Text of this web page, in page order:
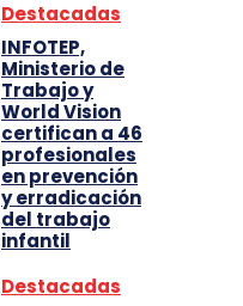
Destacadas
INFOTEP,
Ministerio de
Trabajo y
World Vision
certifican a 46
profesionales
en prevención
y erradicación
del trabajo
infantil
Destacadas